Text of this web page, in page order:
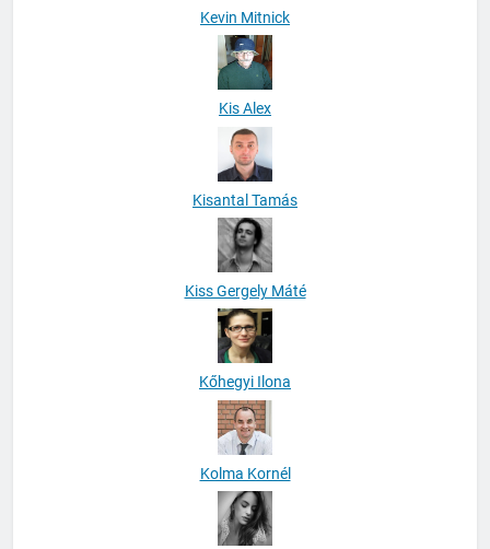
Kevin Mitnick
Kis Alex
Kisantal Tamás
Kiss Gergely Máté
Kőhegyi Ilona
Kolma Kornél